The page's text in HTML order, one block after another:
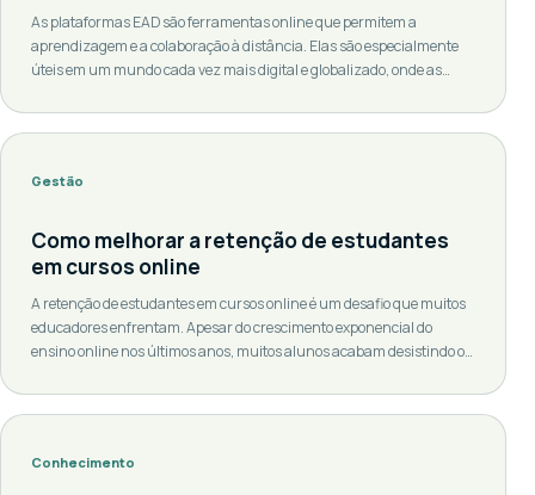
As plataformas EAD são ferramentas online que permitem a
aprendizagem e a colaboração à distância. Elas são especialmente
úteis em um mundo cada vez mais digital e globalizado, onde as
continentes. As plataformas EAD oferecem uma variedade de
Gestão
Como melhorar a retenção de estudantes
em cursos online
A retenção de estudantes em cursos online é um desafio que muitos
educadores enfrentam. Apesar do crescimento exponencial do
ensino online nos últimos anos, muitos alunos acabam desistindo ou
entanto, diversas estratégias para melhorar a retenção de
Conhecimento